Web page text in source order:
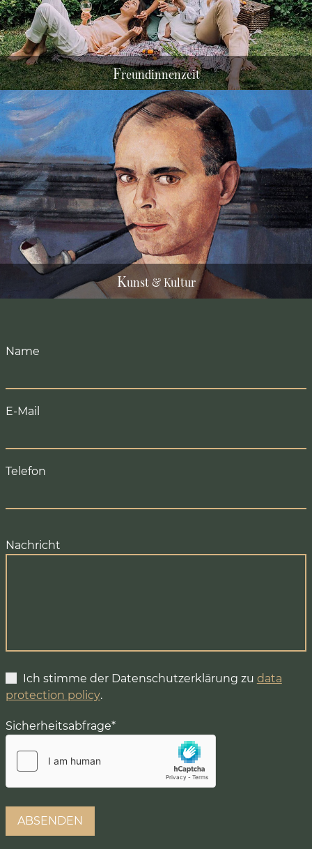
Freundinnenzeit
Kunst & Kultur
Name
E-Mail
Telefon
Nachricht
Ich stimme der Datenschutzerklärung zu data
protection policy.
Sicherheitsabfrage*